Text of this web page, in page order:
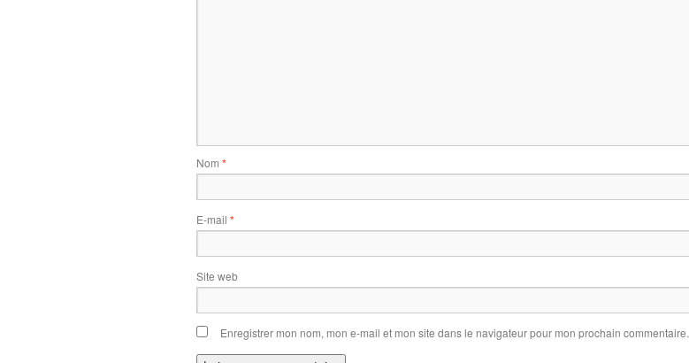
Nom *
E-mail *
Site web
Enregistrer mon nom, mon e-mail et mon site dans le navigateur pour mon prochain commentaire.